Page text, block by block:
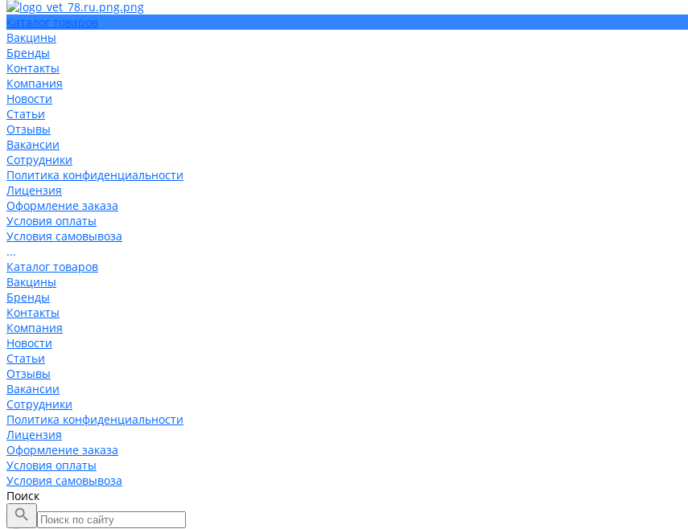
Каталог товаров
Вакцины
Бренды
Контакты
Компания
Новости
Статьи
Отзывы
Вакансии
Сотрудники
Политика конфиденциальности
Лицензия
Оформление заказа
Условия оплаты
Условия самовывоза
...
Каталог товаров
Вакцины
Бренды
Контакты
Компания
Новости
Статьи
Отзывы
Вакансии
Сотрудники
Политика конфиденциальности
Лицензия
Оформление заказа
Условия оплаты
Условия самовывоза
Поиск